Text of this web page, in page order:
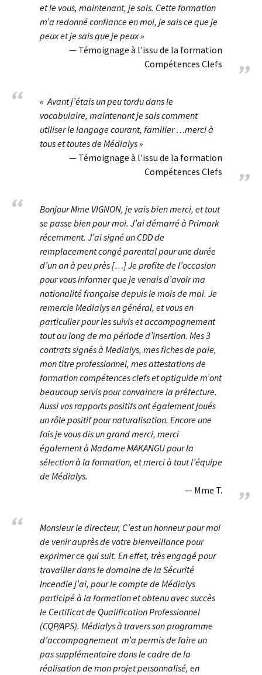
et le vous, maintenant, je sais. Cette formation
m’a redonné confiance en moi, je sais ce que je
peux et je sais que je peux »
Témoignage à l'issu de la formation
Compétences Clefs
« Avant j’étais un peu tordu dans le
vocabulaire, maintenant je sais comment
utiliser le langage courant, familier …merci à
tous et toutes de Médialys »
Témoignage à l'issu de la formation
Compétences Clefs
Bonjour Mme VIGNON, je vais bien merci, et tout
se passe bien pour moi. J’ai démarré à Primark
récemment. J’ai signé un CDD de
remplacement congé parental pour une durée
d’un an à peu près […] Je profite de l’occasion
pour vous informer que je venais d’avoir ma
nationalité française depuis le mois de mai. Je
remercie Medialys en général, et vous en
particulier pour les suivis et accompagnement
tout au long de ma période d’insertion. Mes 3
contrats signés à Medialys, mes fiches de paie,
mon titre professionnel, mes attestations de
formation compétences clefs et optiguide m’ont
beaucoup servis pour convaincre la préfecture.
Aussi vos rapports positifs ont également joués
un rôle positif pour naturalisation. Encore une
fois je vous dis un grand merci, merci
également à Madame MAKANGU pour la
sélection à la formation, et merci à tout l’équipe
de Médialys.
Mme T.
Monsieur le directeur, C’est un honneur pour moi
de venir auprès de votre bienveillance pour
exprimer ce qui suit. En effet, très engagé pour
travailler dans le domaine de la Sécurité
Incendie j’ai, pour le compte de Médialys
participé à la formation et obtenu avec succès
le Certificat de Qualification Professionnel
(CQP/APS). Médialys à travers son programme
d’accompagnement m’a permis de faire un
pas supplémentaire dans le cadre de la
réalisation de mon projet personnalisé, en